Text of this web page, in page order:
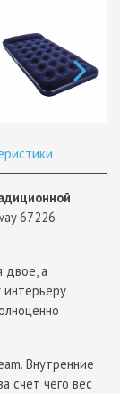
67226
двое, а
Внутренние
счет чего вес